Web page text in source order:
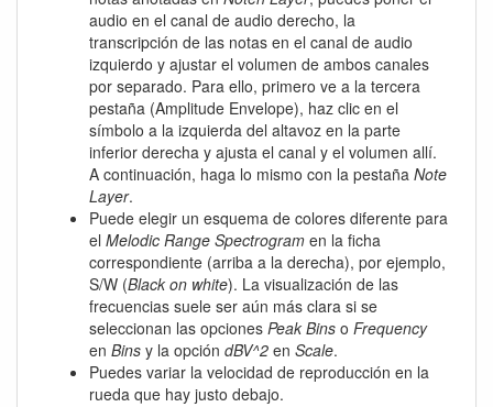
audio en el canal de audio derecho, la
transcripción de las notas en el canal de audio
izquierdo y ajustar el volumen de ambos canales
por separado. Para ello, primero ve a la tercera
pestaña (Amplitude Envelope), haz clic en el
símbolo a la izquierda del altavoz en la parte
inferior derecha y ajusta el canal y el volumen allí.
A continuación, haga lo mismo con la pestaña Note
Layer.
Puede elegir un esquema de colores diferente para
el Melodic Range Spectrogram en la ficha
correspondiente (arriba a la derecha), por ejemplo,
S/W (Black on white). La visualización de las
frecuencias suele ser aún más clara si se
seleccionan las opciones Peak Bins o Frequency
en Bins y la opción dBV^2 en Scale.
Puedes variar la velocidad de reproducción en la
rueda que hay justo debajo.